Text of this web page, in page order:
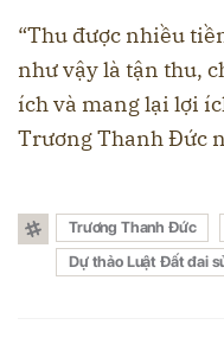
“Thu được nhiều
như vậy là tận thu,
ích và mang lại lợi
Trương Thanh Đức
Trương Thanh Đức
Dự thảo Luật Đất đai